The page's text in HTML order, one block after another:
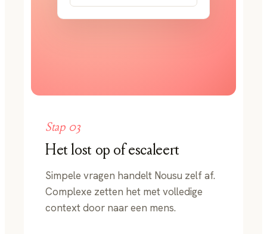
Stap 03
Het lost op of escaleert
Simpele vragen handelt Nousu zelf af.
Complexe zetten het met volledige
context door naar een mens.